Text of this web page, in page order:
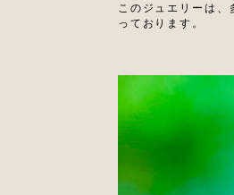
このジュエリーは
っております。